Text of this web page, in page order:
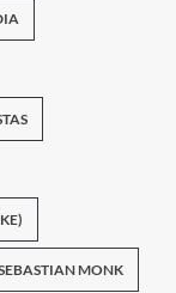
MONK